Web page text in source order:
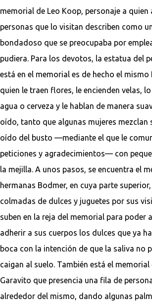
memorial de Leo Koop, personaje a quien
personas que lo visitan describen como
bondadoso que se preocupaba por
pudiera. Para los devotos, la estatua del
está en el memorial es de hecho el mismo
quien le traen flores, le encienden velas,
agua o cerveza y le hablan de manera
oído, tanto que algunas mujeres mezclan
oído del busto —mediante el que le
peticiones y agradecimientos— con
la mejilla. A unos pasos, se encuentra el
hermanas Bodmer, en cuya parte
colmadas de dulces y juguetes por sus
suben en la reja del memorial para poder
adherir a sus cuerpos los dulces que ya
boca con la intención de que la saliva no
caigan al suelo. También está el memorial
Garavito que presencia una fila de
alrededor del mismo, dando algunas